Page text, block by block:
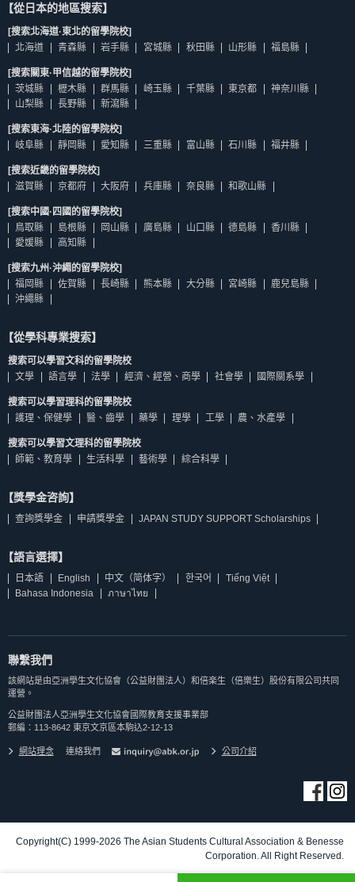
【從日本的地區搜索】
[搜索北海道·東北的留學院校]
北海道
青森縣 岩手縣 宮城縣 秋田縣 山形縣 福島縣
[搜索關東·甲信越的留學院校]
茨城縣
櫪木縣 群馬縣 崎玉縣 千葉縣 東京都
神奈川縣
山梨縣
長野縣 新瀉縣
[搜索東海·北陸的留學院校]
岐阜縣
靜岡縣 愛知縣 三重縣 富山縣 石川縣 福井縣
[搜索近畿的留學院校]
滋賀縣
京都府 大阪府 兵庫縣 奈良縣 和歌山縣
[搜索中國·四國的留學院校]
鳥取縣
島根縣 岡山縣 廣島縣 山口縣 德島縣
香川縣
愛媛縣
高知縣
[搜索九州·沖繩的留學院校]
福岡縣
佐賀縣 長崎縣 熊本縣 大分縣 宮崎縣
鹿兒島縣
沖繩縣
【從學科專業搜索】
搜索可以學習文科的留學院校
文學
語言學 法學 經濟、經營、商學 社會學 國際關系學
搜索可以學習理科的留學院校
護理、保健學
醫、齒學 藥學 理學 工學 農、水產學
搜索可以學習文理科的留學院校
師範、教育學
生活科學 藝術學 綜合科學
【獎學金咨詢】
查詢獎學金 申請獎學金 JAPAN STUDY SUPPORT Scholarships
【語言選擇】
日本語 English 中文（简体字） 한국어
Tiếng Việt
Bahasa Indonesia
ภาษาไทย
聯繫我們
該網站是由亞洲學生文化協會（公益財團法人）和倍楽生（倍樂生）股份有限公司共同
運營。
公益財團法人亞洲學生文化協會國際教育支援事業部
郵編：113-8642 東京文京區本駒込2-12-13
網站理念 連絡我們 公司介紹
Copyright(C) 1999-2026 The Asian Students Cultural Association & Benesse
Corporation. All Right Reserved.